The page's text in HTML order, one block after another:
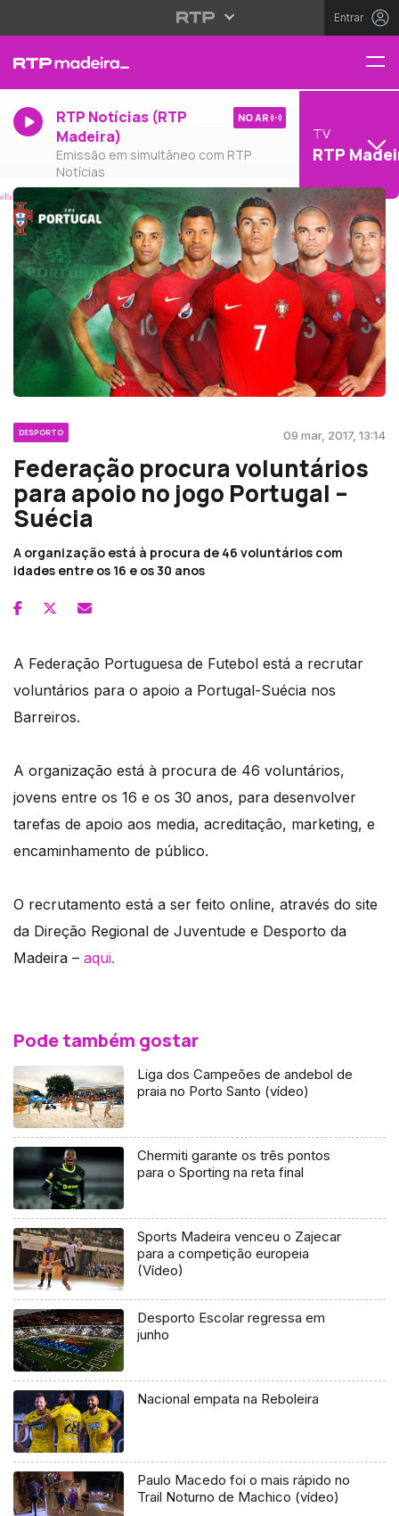
Entrar
RTP Notícias (RTP
Madeira)
Emissão em simultâneo com RTP
Notícias
NO AR
TV
RTP
DESPORTO 09 mar, 2017, 13:14
Federação procura voluntários
para apoio no jogo Portugal –
Suécia
A organização está à procura de 46 voluntários com
idades entre os 16 e os 30 anos
A Federação Portuguesa de Futebol está a recrutar
voluntários para o apoio a Portugal-Suécia nos
Barreiros.
A organização está à procura de 46 voluntários,
jovens entre os 16 e os 30 anos, para desenvolver
tarefas de apoio aos media, acreditação, marketing, e
encaminhamento de público.
O recrutamento está a ser feito online, através do site
da Direção Regional de Juventude e Desporto da
Madeira – aqui.
Pode também gostar
Liga dos Campeões de andebol de
praia no Porto Santo (vídeo)
Chermiti garante os três pontos
para o Sporting na reta final
Sports Madeira venceu o Zajecar
para a competição europeia
(Vídeo)
Desporto Escolar regressa em
junho
Nacional empata na Reboleira
Paulo Macedo foi o mais rápido no
Trail Noturno de Machico (vídeo)